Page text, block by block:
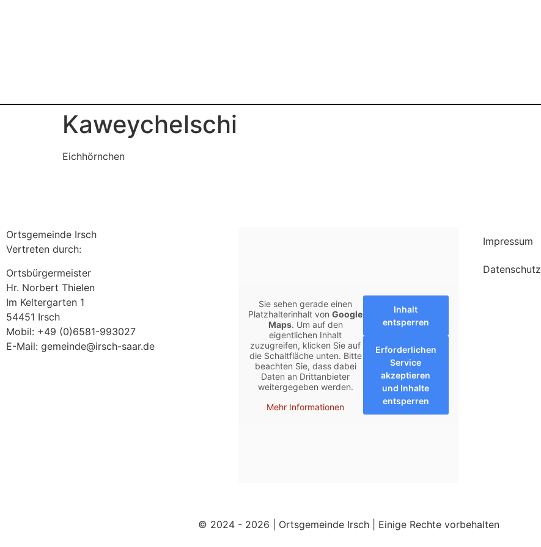
Kaweychelschi
Eichhörnchen
Ortsgemeinde Irsch
Vertreten durch:
Ortsbürgermeister
Hr. Norbert Thielen
Im Keltergarten 1
54451 Irsch
Mobil: +49 (0)6581-993027
E-Mail: gemeinde@irsch-saar.de
Sie sehen gerade einen
Platzhalterinhalt vonGoogle
Maps. Um auf den
eigentlichen Inhalt
zuzugreifen, klicken Sie auf
die Schaltfläche unten. Bitte
beachten Sie, dass dabei
Daten an Drittanbieter
weitergegeben werden.
Mehr Informationen
Inhalt
entsperren
Erforderlichen
Service
akzeptieren
und Inhalte
entsperren
Impressum
Datenschutz
© 2024 - 2026 | Ortsgemeinde Irsch | Einige Rechte vorbehalten